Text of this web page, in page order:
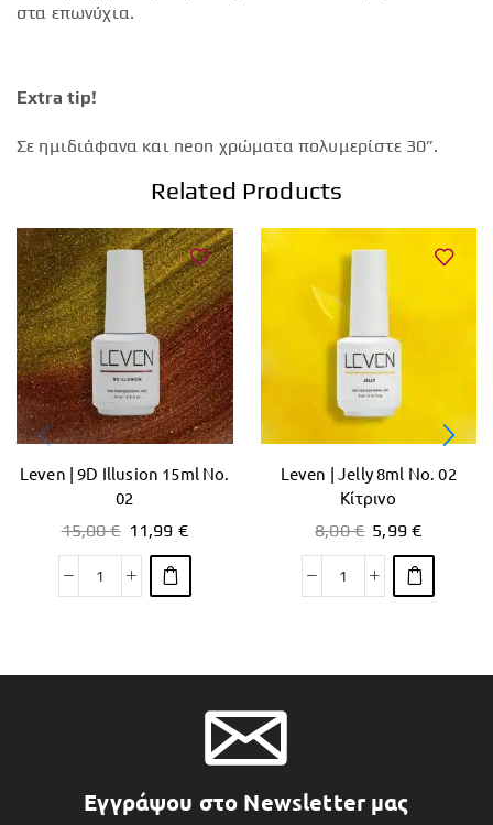
στα επωνύχια.
Extra tip!
Σε ημιδιάφανα και neon χρώματα πολυμερίστε 30”.
Related Products
Leven | 9D Illusion 15ml No.
02
15,00€ 11,99 €
Leven | Jelly 8ml No. 02
Κίτρινο
8,00€ 5,99€
Εγγράψου στο Newsletter μας